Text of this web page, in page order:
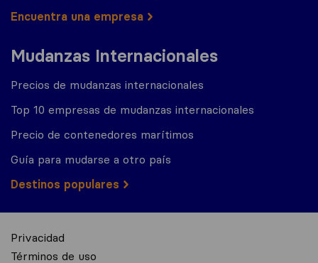
Encuentra una empresa
Mudanzas Internacionales
Precios de mudanzas internacionales
Top 10 empresas de mudanzas internacionales
Precio de contenedores marítimos
Guía para mudarse a otro país
Destinos populares
Privacidad
Términos de uso